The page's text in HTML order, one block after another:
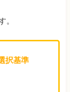
。
択基準